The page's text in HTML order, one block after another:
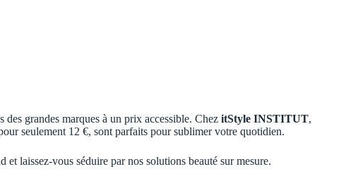
grandes marques à un prix accessible. Chez itStyle INSTITUT,
seulement 12 €, sont parfaits pour sublimer votre quotidien.
laissez-vous séduire par nos solutions beauté sur mesure.